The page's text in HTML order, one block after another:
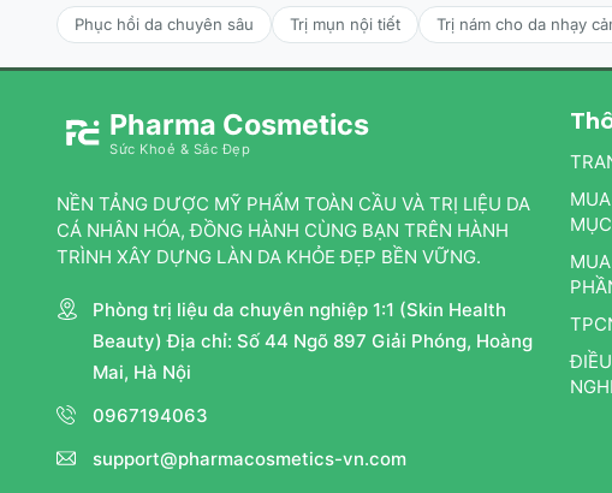
Bước 3 (Thoa sản phẩm): Nhấn đồng thời để lấy một lượng vừa
tay. Trộn đều nhanh hai hỗn hợp này lại với nhau và thoa một
Ban đầu, nên bắt đầu sử dụng với tần suất 1 lần/ngày vào buổi
Sau đó, có thể tăng dần lên 2 - 3 lần/ngày tùy theo phản hồi của
tróc nhẹ, hãy giảm tần suất sử dụng xuống.
Khuyến nghị quan trọng: Bắt buộc sử dụng kem chống nắng phổ
suốt lộ trình cải thiện.
Phục hồi da chuyên sâu Trị mụn nội tiết Trị nám cho da nhạy
Pharma Cosmetics
Sức Khoẻ & Sắc Đẹp
NỀN TẢNG DƯỢC MỸ PHẨM TOÀN CẦU VÀ TRỊ LIỆU DA
CÁ NHÂN HÓA, ĐỒNG HÀNH CÙNG BẠN TRÊN HÀNH
TRÌNH XÂY DỰNG LÀN DA KHỎE ĐẸP BỀN VỮNG.
Phòng trị liệu da chuyên nghiệp 1:1 (Skin Health
Beauty) Địa chỉ: Số 44 Ngõ 897 Giải Phóng, Hoàng
Mai, Hà Nội
0967194063
support@pharmacosmetics-vn.com
MỤC